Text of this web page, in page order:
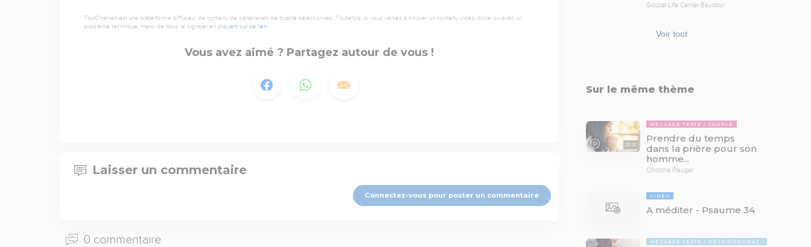
TopChrétien est une plate-forme diffuseur de contenu de partenaires de qualité sélectionnés. Toutefois, si vous veniez à trouver un contenu vidéo illicite ou avec un
problème technique, merci de nous le signaler en cliquant sur ce lien.
Vous avez aimé ? Partagez autour de vous !
Laisser un commentaire
Connectez-vous pour poster un commentaire
0 commentaire
Gospel Life Center Baudour
Voir tout
Sur le même thème
03:01
MESSAGE TEXTE COUPLE
Prendre du temps
dans la prière pour son
homme...
Christine Piauger
VIDÉO
A méditer - Psaume 34
MESSAGE TEXTE ENSEIGNEMENTS BIBLIQUES